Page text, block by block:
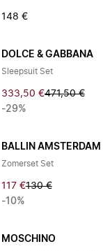
148 €
DOLCE & GABBANA
Sleepsuit Set
333,50 €471,50 €
-29%
BALLIN AMSTERDAM
Zomerset Set
117 €130 €
-10%
MOSCHINO